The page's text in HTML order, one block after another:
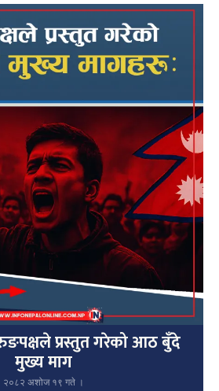
प्रस्तुत गरेको आठ बुँदे
मुख्य माग
२०८२ अशोज १९ गते ।